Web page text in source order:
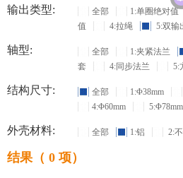
输出类型: 全部 1:单圈绝对值
值
4:拉绳 5:双输
轴型: 全部 1:夹紧法兰
套
4:同步法兰 5:
结构尺寸: 全部 1:Φ38mm
4:Φ60mm
5:Φ78mm
外壳材料: 全部 1:铝 2:
结果（ 0 项）